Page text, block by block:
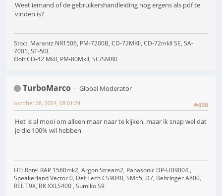
Weet iemand of de gebruikershandleiding nog ergens als pdf te
vinden is?
Stoc: Marantz NR1506, PM-7200B, CD-72MKII, CD-72mkII SE, SA-
7001, ST-50L
Ooit:CD-42 MkII, PM-80MkII, SC/SM80
TurboMarco
Global Moderator
#438
oktober 28, 2024, 08:01:24
Het is al mooi om alleen maar naar te kijken, maar ik snap wel dat
je die 100% wil hebben
HT: Rotel RAP 1580mk2, Argon Stream2, Panasonic DP-UB9004 ,
Speakerland Vector 0, Def Tech CS9040, SM55, D7, Behringer A800,
REL T9X, BK XXLS400 , Sumiko S9